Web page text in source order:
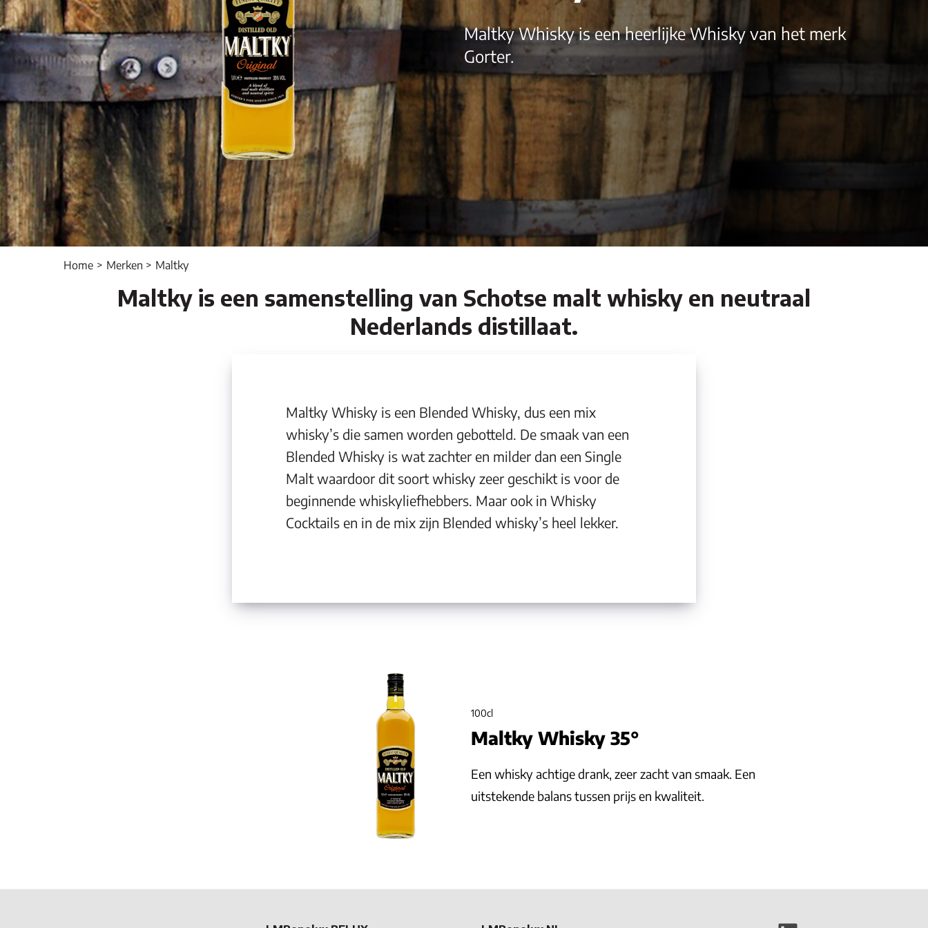
Maltky Whisky is een heerlijke Whisky van het merk
Gorter.
Home Merken Maltky
Maltky is een samenstelling van Schotse malt whisky en neutraal
Nederlands distillaat.
Maltky Whisky is een Blended Whisky, dus een mix
whisky’s die samen worden gebotteld. De smaak van een
Blended Whisky is wat zachter en milder dan een Single
Malt waardoor dit soort whisky zeer geschikt is voor de
beginnende whiskyliefhebbers. Maar ook in Whisky
Cocktails en in de mix zijn Blended whisky’s heel lekker.
100cl
Maltky Whisky 35°
Een whisky achtige drank, zeer zacht van smaak. Een
uitstekende balans tussen prijs en kwaliteit.